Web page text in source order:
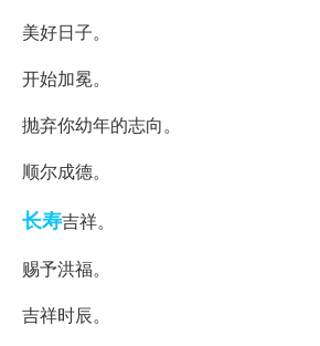
美好日子。
开始加冕。
抛弃你幼年的志向。
顺尔成德。
长寿吉祥。
赐予洪福。
吉祥时辰。